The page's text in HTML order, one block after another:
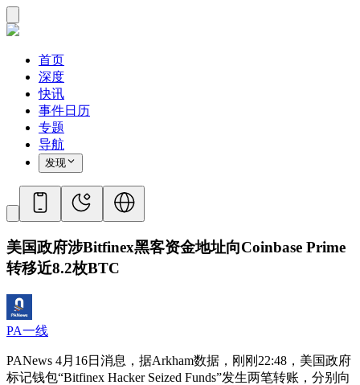
首页
深度
快讯
事件日历
专题
导航
发现
美国政府涉Bitfinex黑客资金地址向Coinbase Prime
转移近8.2枚BTC
PA一线
PANews 4月16日消息，据Arkham数据，刚刚22:48，美国政府
标记钱包“Bitfinex Hacker Seized Funds”发生两笔转账，分别向